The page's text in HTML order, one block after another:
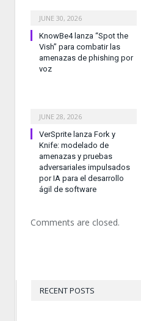
JUNE 30, 2026
KnowBe4 lanza “Spot the
Vish” para combatir las
amenazas de phishing por
voz
JUNE 28, 2026
VerSprite lanza Fork y
Knife: modelado de
amenazas y pruebas
adversariales impulsados
por IA para el desarrollo
ágil de software
Comments are closed.
RECENT POSTS